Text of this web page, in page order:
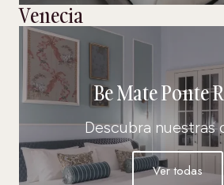
Venecia
Be Mate Ponte
Descubra nuestras
Ver todas